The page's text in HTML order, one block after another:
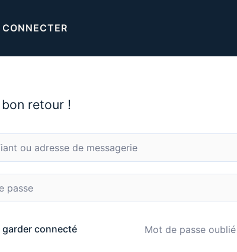
CONNECTER
retour !
garder connecté Mot de passe